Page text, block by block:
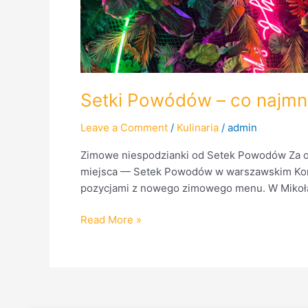
Setki Powódów – co
Leave a Comment / Kulinaria / admin
Zimowe niespodzianki od Setek Powodów
miejsca — Setek Powodów w warszawskim
pozycjami z nowego zimowego menu. W
Read More »